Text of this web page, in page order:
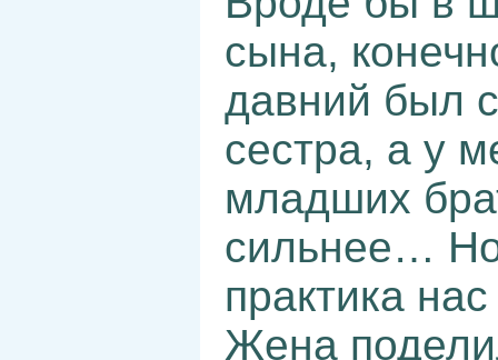
сына,
давний был
сестра, а у
младших
сильнее…
практика
Жена